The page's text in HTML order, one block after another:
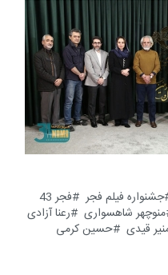
جشنواره فیلم فجر
فجر 43
منوچهر شاهسواری
رعنا آزادی
قیدی
حسین کرمی